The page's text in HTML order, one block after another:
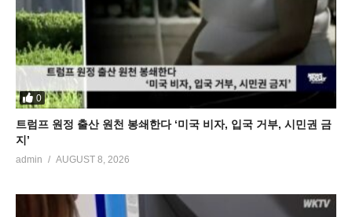
0
트럼프 원정 출산 원천 봉쇄한다 ‘미국 비자, 입국 거부, 시민권 금
지’
admin AUGUST 8, 2026